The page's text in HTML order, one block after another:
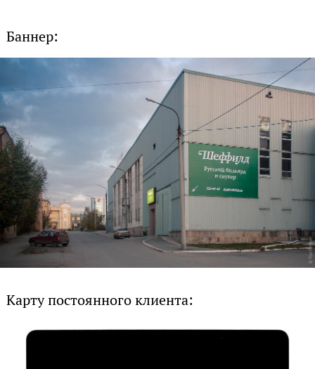
Баннер:
Карту постоянного клиента: